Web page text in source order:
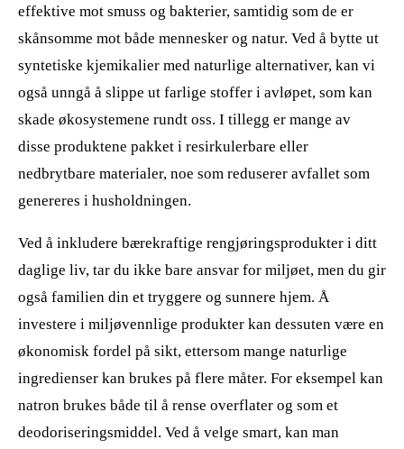
effektive mot smuss og bakterier, samtidig som de er
skånsomme mot både mennesker og natur. Ved å bytte ut
syntetiske kjemikalier med naturlige alternativer, kan vi
også unngå å slippe ut farlige stoffer i avløpet, som kan
skade økosystemene rundt oss. I tillegg er mange av
disse produktene pakket i resirkulerbare eller
nedbrytbare materialer, noe som reduserer avfallet som
genereres i husholdningen.
Ved å inkludere bærekraftige rengjøringsprodukter i ditt
daglige liv, tar du ikke bare ansvar for miljøet, men du gir
også familien din et tryggere og sunnere hjem. Å
investere i miljøvennlige produkter kan dessuten være en
økonomisk fordel på sikt, ettersom mange naturlige
ingredienser kan brukes på flere måter. For eksempel kan
natron brukes både til å rense overflater og som et
deodoriseringsmiddel. Ved å velge smart, kan man